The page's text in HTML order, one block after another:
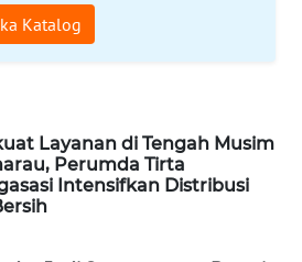
Katalog
Layanan di Tengah Musim
Perumda Tirta
Intensifkan Distribusi